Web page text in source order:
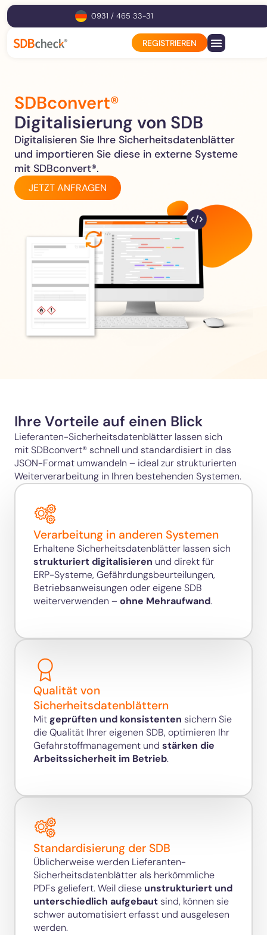
0931 / 465 33-31
REGISTRIEREN
SDBconvert®
Digitalisierung von SDB
Digitalisieren Sie Ihre Sicherheitsdatenblätter
und importieren Sie diese in externe Systeme
mit SDBconvert®.
JETZT ANFRAGEN
Ihre Vorteile auf einen Blick
Lieferanten-Sicherheitsdatenblätter lassen sich
mit SDBconvert® schnell und standardisiert in das
JSON-Format umwandeln – ideal zur strukturierten
Weiterverarbeitung in Ihren bestehenden Systemen.
Verarbeitung in anderen Systemen
Erhaltene Sicherheitsdatenblätter lassen sich
strukturiert digitalisieren und direkt für
ERP-Systeme, Gefährdungsbeurteilungen,
Betriebsanweisungen oder eigene SDB
weiterverwenden – ohne Mehraufwand.
Qualität von
Sicherheitsdatenblättern
Mitgeprüften und konsistenten sichern Sie
die Qualität Ihrer eigenen SDB, optimieren Ihr
Gefahrstoffmanagement und stärken die
Arbeitssicherheit im Betrieb.
Standardisierung der SDB
Üblicherweise werden Lieferanten-
Sicherheitsdatenblätter als herkömmliche
PDFs geliefert. Weil diese unstrukturiert und
unterschiedlich aufgebautsind, können sie
schwer automatisiert erfasst und ausgelesen
werden.